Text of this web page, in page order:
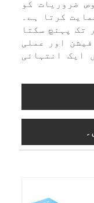
کو
ہے۔
تک پہنچ سکتا
عملی